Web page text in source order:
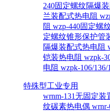
240固定螺纹隔爆
兰装配式热电阻
阻 wzp-440固定螺
定螺纹锥形保护管
隔爆装配式热电阻
铠装热电阻 wzpk-
电阻 wzpk-106/
特殊型工业专用
wrnm-131无固定装
纹碳素热电偶